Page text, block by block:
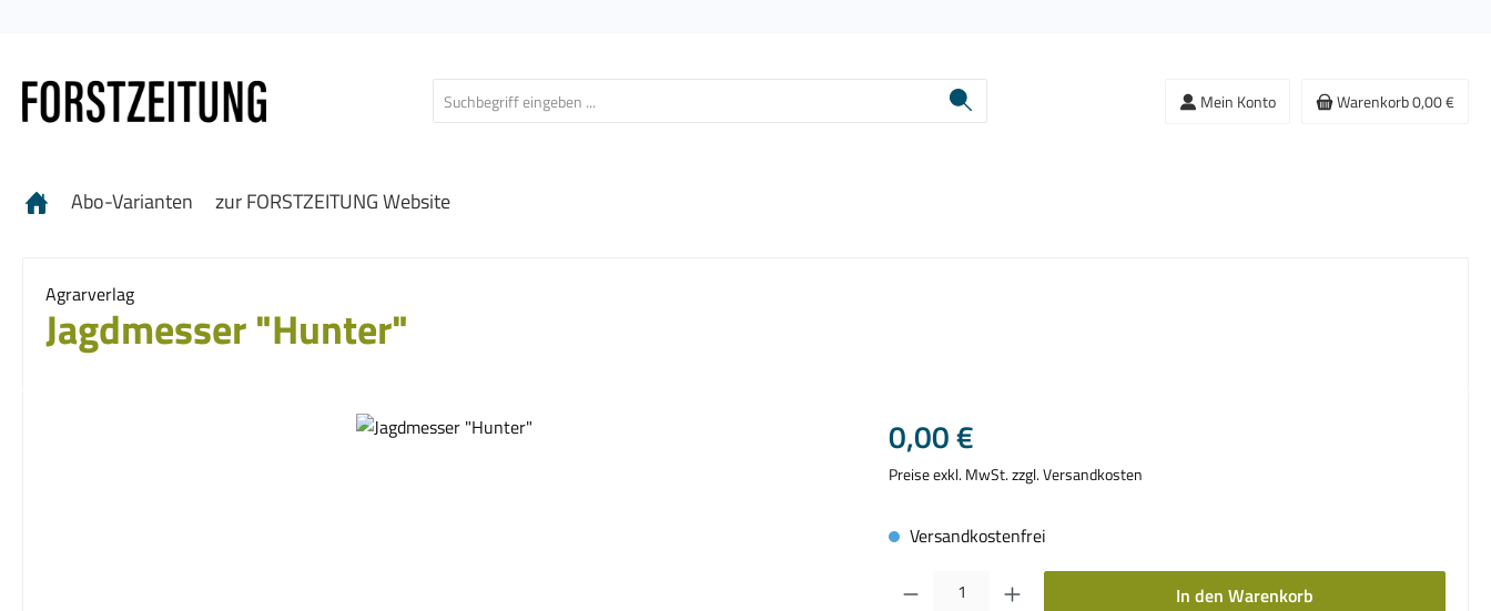
Mein Konto Warenkorb0,00 €
Abo-Varianten zur FORSTZEITUNG Website
Agrarverlag
Jagdmesser "Hunter"
Regulärer Preis:
0,00 €
Preise exkl. MwSt. zzgl. Versandkosten
Versandkostenfrei
Produkt Anzahl: Gib den gewünschten Wert ein oder benutze die Schaltflächen um die
In den Warenkorb